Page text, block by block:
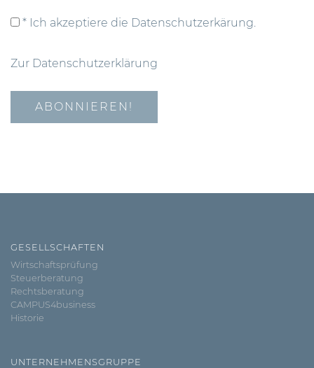
* Ich akzeptiere die Datenschutzerkärung.
Zur Datenschutzerklärung
GESELLSCHAFTEN
Wirtschaftsprüfung
Steuerberatung
Rechtsberatung
CAMPUS4business
Historie
UNTERNEHMENSGRUPPE